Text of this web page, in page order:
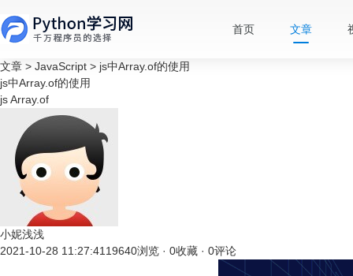
首页 文章
文章 > JavaScript > js中Array.of的使用
js中Array.of的使用
jsArray.of
小妮浅浅
2021-10-28 11:27:41 19640浏览 · 0收藏 · 0评论